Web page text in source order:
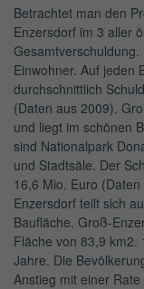
Betrachtet man den
Enzersdorf im 3 aller
Einwohner. Auf jeden
durchschnittlich
(Daten aus 2009).
und liegt im schönen
sind Nationalpark
und Stadtsäle. Der
16,6 Mio. Euro
Enzersdorf teilt sich
Baufläche. Groß-
Fläche von 83,9 km2.
Jahre. Die
Anstieg mit einer